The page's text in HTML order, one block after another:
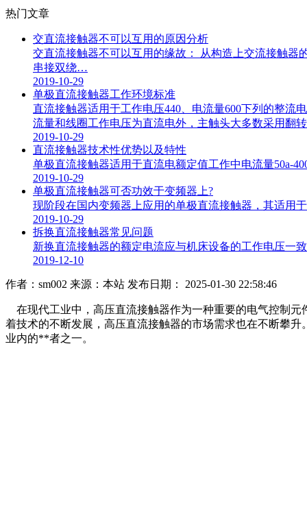
热门文章
交直流接触器不可以互用的原因分析
交直流接触器不可以互用的缘故： 从构造上交流接触器
串接双绕…
2019-10-29
单极直流接触器工作环境标准
直流接触器适用于工作电压440、电流量600下列的整流
流量和线圈工作电压为直流电外，主触头大多数采用翻
2019-10-29
直流接触器技术性优势以及特性
单极直流接触器适用于直流电额定值工作中电流量50a-
2019-10-29
单极直流接触器可否功效于变频器上?
现阶段在国内变频器上应用的单极直流接触器，其适用
2019-10-29
拆换直流接触器常见问题
新换直流接触器的额定电流应与机床设备的工作电压一
2019-12-10
作者：sm002 来源：本站 发布日期： 2025-01-30 22:58:46
在现代工业中，高压直流接触器作为一种重要的电气控制元
着技术的不断发展，高压直流接触器的市场需求也在不断攀
业内的**者之一。